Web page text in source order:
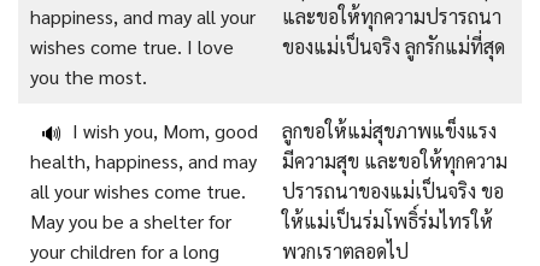
happiness, and may all your
wishes come true. I love
you the most.
และขอให้ทุกความปรารถนา
ของแม่เป็นจริง ลูกรักแม่ที่สุด
🔊 I wish you, Mom, good
health, happiness, and may
all your wishes come true.
May you be a shelter for
your children for a long
ลูกขอให้แม่สุขภาพแข็งแรง
มีความสุข และขอให้ทุกความ
ปรารถนาของแม่เป็นจริง ขอ
ให้แม่เป็นร่มโพธิ์ร่มไทรให้
พวกเราตลอดไป